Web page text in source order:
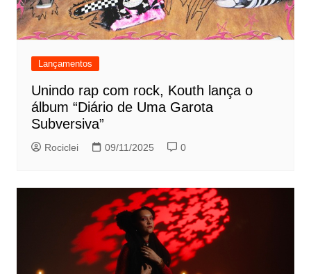
Lançamentos
Unindo rap com rock, Kouth lança o
álbum “Diário de Uma Garota
Subversiva”
Rociclei 09/11/2025 0